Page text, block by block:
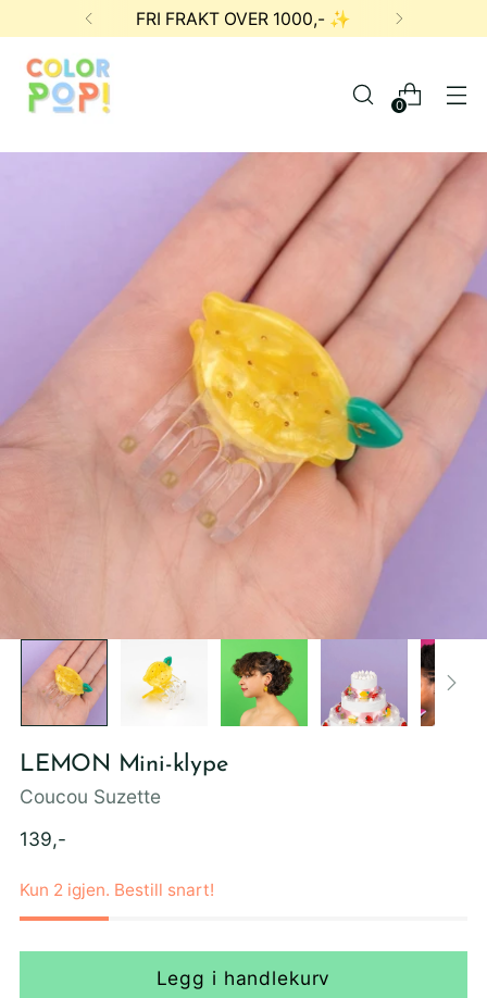
FRI FRAKT OVER 1000,- ✨
0
LEMON Mini-klype
Coucou Suzette
Ordinær
139,-
Kun 2 igjen. Bestill snart!
Legg i handlekurv